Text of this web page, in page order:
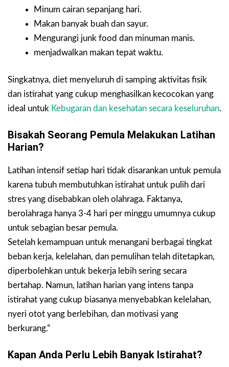
Minum cairan sepanjang hari.
Makan banyak buah dan sayur.
Mengurangi junk food dan minuman manis.
menjadwalkan makan tepat waktu.
Singkatnya, diet menyeluruh di samping aktivitas fisik
dan istirahat yang cukup menghasilkan kecocokan yang
ideal untuk Kebugaran dan kesehatan secara keseluruhan.
Bisakah Seorang Pemula Melakukan Latihan
Harian?
Latihan intensif setiap hari tidak disarankan untuk pemula
karena tubuh membutuhkan istirahat untuk pulih dari
stres yang disebabkan oleh olahraga. Faktanya,
berolahraga hanya 3-4 hari per minggu umumnya cukup
untuk sebagian besar pemula.
Setelah kemampuan untuk menangani berbagai tingkat
beban kerja, kelelahan, dan pemulihan telah ditetapkan,
diperbolehkan untuk bekerja lebih sering secara
bertahap. Namun, latihan harian yang intens tanpa
istirahat yang cukup biasanya menyebabkan kelelahan,
nyeri otot yang berlebihan, dan motivasi yang
berkurang.”
Kapan Anda Perlu Lebih Banyak Istirahat?